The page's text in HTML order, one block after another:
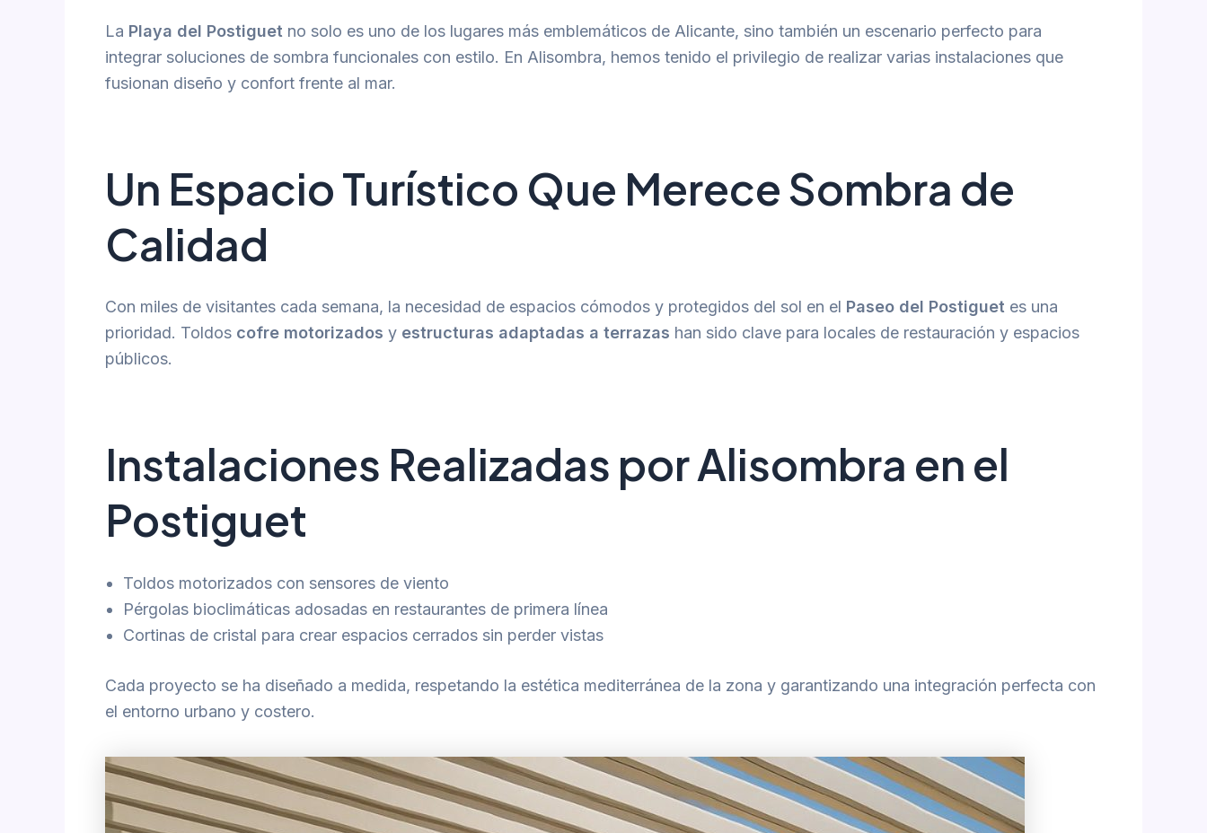
La Playa del Postiguet no solo es uno de los lugares más emblemáticos de Alicante, sino también un escenario perfecto para
integrar soluciones de sombra funcionales con estilo. En Alisombra, hemos tenido el privilegio de realizar varias instalaciones que
fusionan diseño y confort frente al mar.
Un Espacio Turístico Que Merece Sombra de
Calidad
Con miles de visitantes cada semana, la necesidad de espacios cómodos y protegidos del sol en el Paseo del Postiguet es una
prioridad. Toldos cofre motorizados y estructuras adaptadas a terrazas han sido clave para locales de restauración y espacios
públicos.
Instalaciones Realizadas por Alisombra en el
Postiguet
Toldos motorizados con sensores de viento
Pérgolas bioclimáticas adosadas en restaurantes de primera línea
Cortinas de cristal para crear espacios cerrados sin perder vistas
Cada proyecto se ha diseñado a medida, respetando la estética mediterránea de la zona y garantizando una integración perfecta con
el entorno urbano y costero.